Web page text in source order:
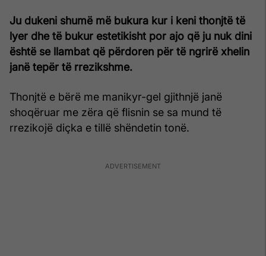
Ju dukeni shumë më bukura kur i keni thonjtë të
lyer dhe të bukur estetikisht por ajo që ju nuk dini
është se llambat që përdoren për të ngrirë xhelin
janë tepër të rrezikshme.
Thonjtë e bërë me manikyr-gel gjithnjë janë
shoqëruar me zëra që flisnin se sa mund të
rrezikojë diçka e tillë shëndetin tonë.